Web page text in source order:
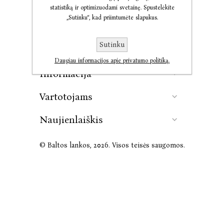
Informacija
Vartotojams
Naujienlaiškis
© Baltos lankos, 2026. Visos teisės saugomos.
statistiką ir optimizuodami svetainę. Spustelėkite
„Sutinku“, kad priimtumėte slapukus.
Sutinku
Daugiau informacijos apie privatumo politiką.